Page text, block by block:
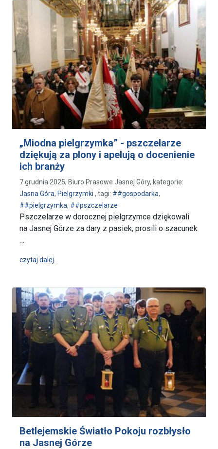
„Miodna pielgrzymka” - pszczelarze
dziękują za plony i apelują o docenienie
ich branży
7 grudnia 2025, Biuro Prasowe Jasnej Góry, kategorie:
Jasna Góra, Pielgrzymki , tagi: ##gospodarka,
##pielgrzymka, ##pszczelarze
Pszczelarze w dorocznej pielgrzymce dziękowali
na Jasnej Górze za dary z pasiek, prosili o szacunek
…
czytaj dalej…
Betlejemskie Światło Pokoju rozbłysło
na Jasnej Górze